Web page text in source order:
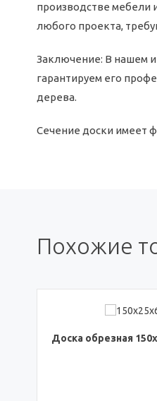
производстве мебели
любого проекта,
Заключение: В нашем
гарантируем его
дерева.
Сечение доски имеет
Похожие
Доска обрезная